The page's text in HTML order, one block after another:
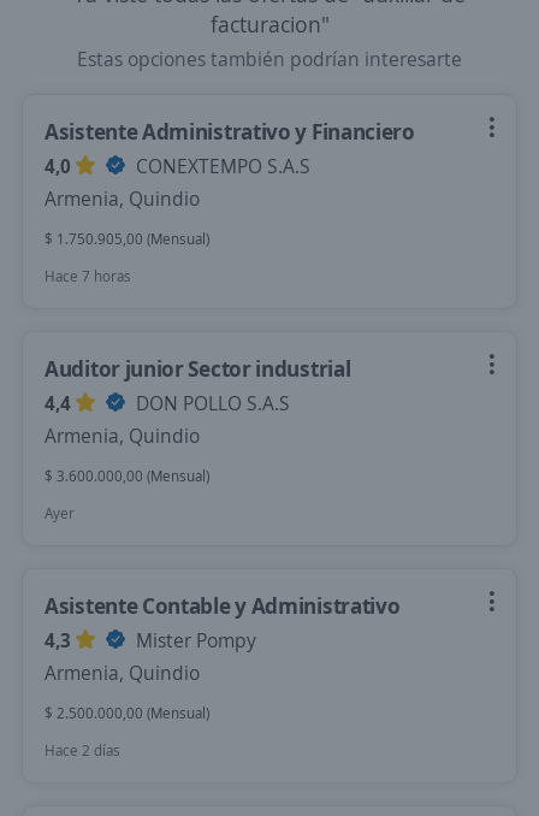
facturacion"
Estas opciones también podrían interesarte
Asistente Administrativo y Financiero
4,0
CONEXTEMPO S.A.S
Armenia, Quindio
$ 1.750.905,00 (Mensual)
Hace 7 horas
Auditor junior Sector industrial
4,4
DON POLLO S.A.S
Armenia, Quindio
$ 3.600.000,00 (Mensual)
Ayer
Asistente Contable y Administrativo
4,3
Mister Pompy
Armenia, Quindio
$ 2.500.000,00 (Mensual)
Hace 2 días